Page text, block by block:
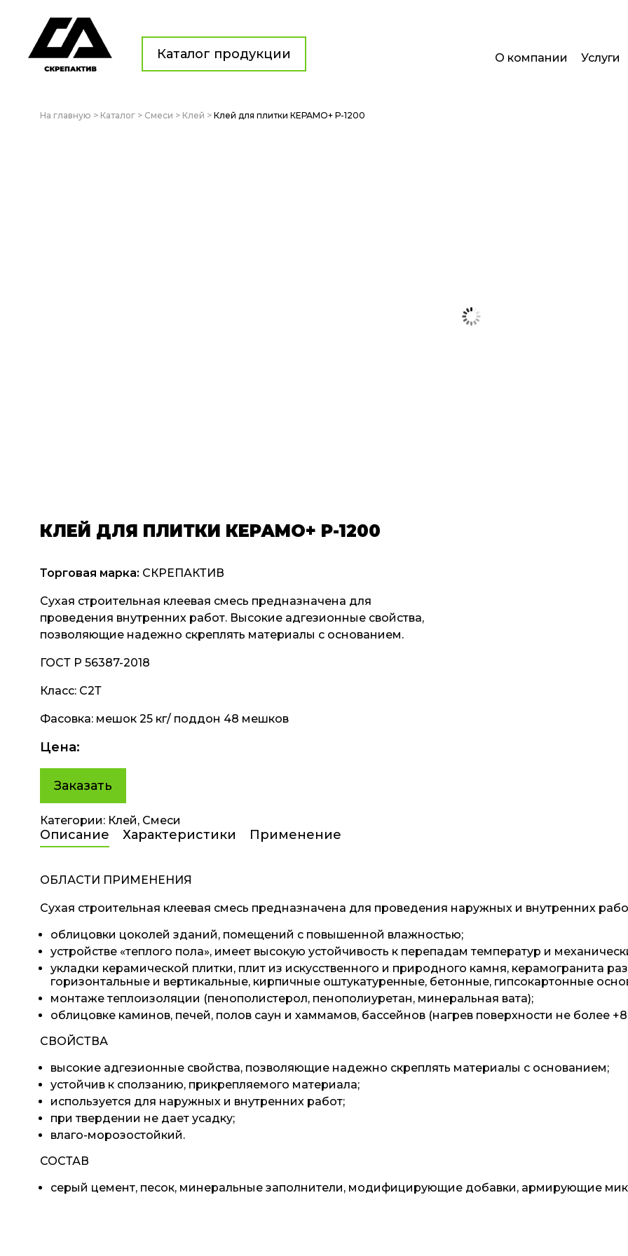
Каталог продукции О компании Услуги
На главную > Каталог > Смеси > Клей > Клей для плитки КЕРАМО+ Р-1200
КЛЕЙ ДЛЯ ПЛИТКИ КЕРАМО+ Р-1200
Торговая марка: СКРЕПАКТИВ
Сухая строительная клеевая смесь предназначена для
проведения внутренних работ. Высокие адгезионные свойства,
позволяющие надежно скреплять материалы с основанием.
ГОСТ Р 56387-2018
Класс: С2Т
Фасовка: мешок 25 кг/ поддон 48 мешков
Заказать
Категории: Клей, Смеси
Описание Характеристики Применение
ОБЛАСТИ ПРИМЕНЕНИЯ
Сухая строительная клеевая смесь предназначена для проведения наружных и внутренних
облицовки цоколей зданий, помещений с повышенной влажностью;
устройстве «теплого пола», имеет высокую устойчивость к перепадам температур и
укладки керамической плитки, плит из искусственного и природного камня, керамогранита
горизонтальные и вертикальные, кирпичные оштукатуренные, бетонные, гипсокартонные
монтаже теплоизоляции (пенополистерол, пенополиуретан, минеральная вата);
облицовке каминов, печей, полов саун и хаммамов, бассейнов (нагрев поверхности не более
СВОЙСТВА
высокие адгезионные свойства, позволяющие надежно скреплять материалы с основанием;
устойчив к сползанию, прикрепляемого материала;
используется для наружных и внутренних работ;
при твердении не дает усадку;
влаго-морозостойкий.
СОСТАВ
серый цемент, песок, минеральные заполнители, модифицирующие добавки, армирующие